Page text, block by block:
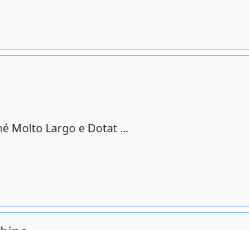
Molto Largo e Dotat ...